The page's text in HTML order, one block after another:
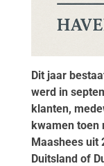
Dit jaar
werd in
klanten,
kwamen toen
Maashees uit
Duitsland of